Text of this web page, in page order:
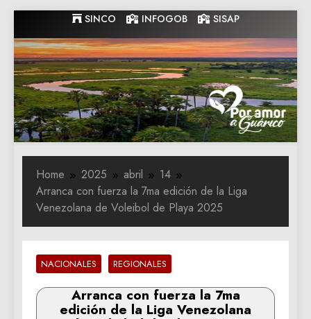
to
content
SINCO INFOGOB SISAP
Gobernacion
de Guarico
Gobernacion de Guarico
Home 2025 abril
14
Arranca con fuerza la 7ma edición de la Liga
Venezolana de Voleibol de Playa 2025
NACIONALES REGIONALES
Arranca con fuerza la 7ma
edición de la Liga Venezolana